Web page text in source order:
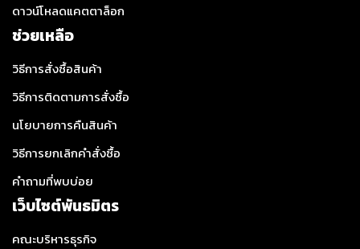
ดาวน์โหลดแคตตาล็อก
ช่วยเหลือ
วิธีการสั่งซื้อสินค้า
วิธีการติดตามการสั่งซื้อ
นโยบายการคืนสินค้า
วิธีการยกเลิกคำสั่งซื้อ
คำถามที่พบบ่อย
เว็บไซต์พันธมิตร
คณะบริหารธุรกิจ